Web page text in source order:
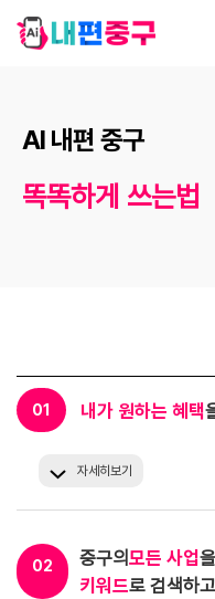
AI 내편 중구
똑똑하게 쓰는법
01 내가 원하는 혜택
자세히보기
02 중구의모든 사업
키워드로 검색하